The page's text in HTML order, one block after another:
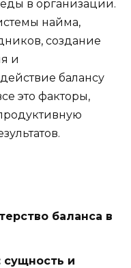
в организации.
найма,
создание
и
балансу
это факторы,
баланса в
сущность и